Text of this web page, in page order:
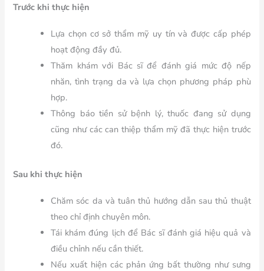
Trước khi thực hiện
Lựa chọn cơ sở thẩm mỹ uy tín và được cấp phép
hoạt động đầy đủ.
Thăm khám với Bác sĩ để đánh giá mức độ nếp
nhăn, tình trạng da và lựa chọn phương pháp phù
hợp.
Thông báo tiền sử bệnh lý, thuốc đang sử dụng
cũng như các can thiệp thẩm mỹ đã thực hiện trước
đó.
Sau khi thực hiện
Chăm sóc da và tuân thủ hướng dẫn sau thủ thuật
theo chỉ định chuyên môn.
Tái khám đúng lịch để Bác sĩ đánh giá hiệu quả và
điều chỉnh nếu cần thiết.
Nếu xuất hiện các phản ứng bất thường như sưng